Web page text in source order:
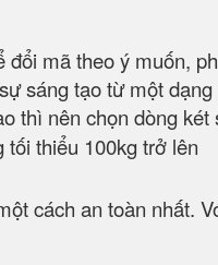
đổi mã theo ý muốn,
sáng tạo từ một
thì nên chọn dòng két
thiểu 100kg trở lên
cách an toàn nhất.